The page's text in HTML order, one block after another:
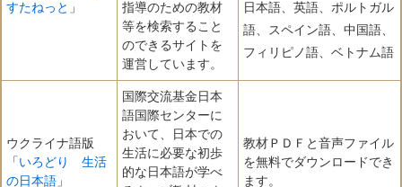
すたねっと 」
指導のための教材
等を検索すること
のできるサイトを
運営しています。
日本語、英語、ポルトガル
語、スペイン語、中国語、
フィリピノ語、ベトナム語
ウクライナ語版
「 いろどり 生活
の日本語 」
国際交流基金日本
語国際センターに
おいて、日本での
生活に必要な初歩
的な日本語が学べ
教材ＰＤＦと音声ファイル
を無料でダウンロードでき
ます。